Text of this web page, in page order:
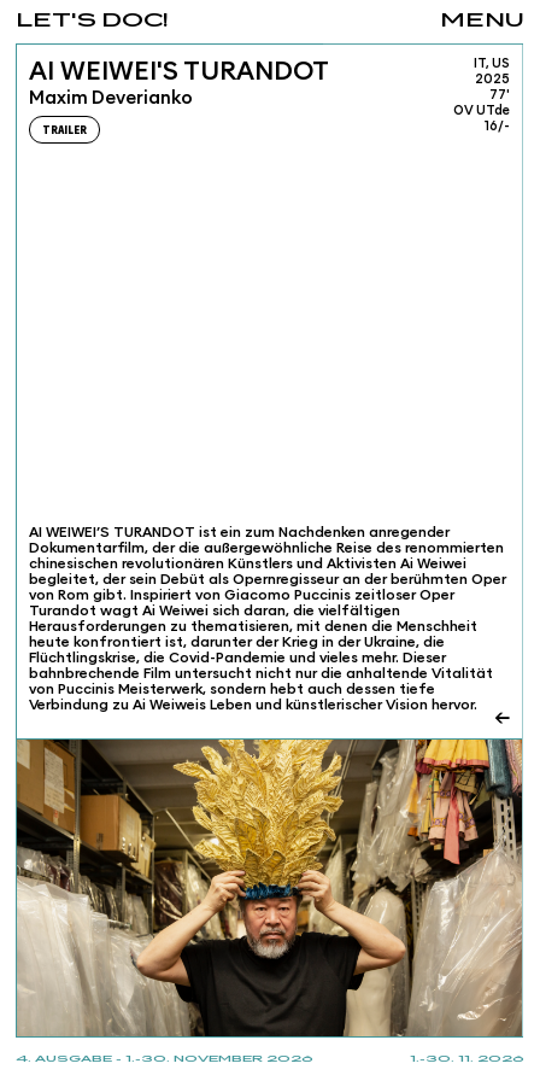
1.-30. 11. 2026
4. AUSGABE - 1.-30. NOVEMBER 2026
MENU
LET'S DOC!
AI WEIWEI'S TURANDOT
Maxim Deverianko
TRAILER
IT, US
2025
77'
OV UTde
16/-
AI WEIWEI’S TURANDOT ist ein zum Nachdenken anregender
Dokumentarfilm, der die außergewöhnliche Reise des renommierten
chinesischen revolutionären Künstlers und Aktivisten Ai Weiwei
begleitet, der sein Debüt als Opernregisseur an der berühmten Oper
von Rom gibt. Inspiriert von Giacomo Puccinis zeitloser Oper
Turandot wagt Ai Weiwei sich daran, die vielfältigen
Herausforderungen zu thematisieren, mit denen die Menschheit
heute konfrontiert ist, darunter der Krieg in der Ukraine, die
Flüchtlingskrise, die Covid-Pandemie und vieles mehr. Dieser
bahnbrechende Film untersucht nicht nur die anhaltende Vitalität
von Puccinis Meisterwerk, sondern hebt auch dessen tiefe
Verbindung zu Ai Weiweis Leben und künstlerischer Vision hervor.
←